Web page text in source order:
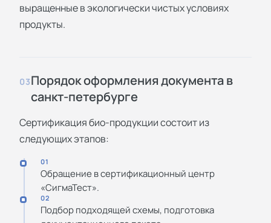
выращенные в экологически чистых условиях
продукты.
03Порядок оформления документа в
санкт-петербурге
Сертификация био-продукции состоит из
следующих этапов:
01
Обращение в сертификационный центр
«СигмаТест».
02
Подбор подходящей схемы, подготовка